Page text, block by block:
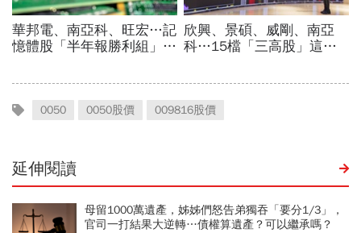
0050 0050股價 009816股價
延伸閱讀
母留1000萬遺產，姊姊們怒告弟獨吞「要分1/3」，
官司一打結果大逆轉…債權算遺產？可以繼承嗎？